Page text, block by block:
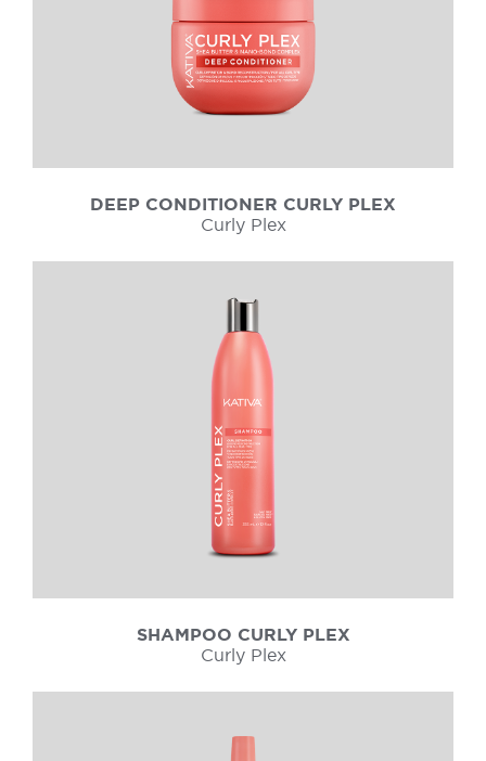
DEEP CONDITIONER CURLY PLEX
Curly Plex
SHAMPOO CURLY PLEX
Curly Plex